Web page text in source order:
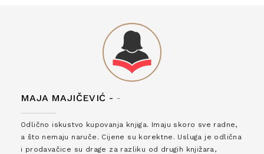
MAJA MAJIČEVIĆ - -
Odlično iskustvo kupovanja knjiga. Imaju skoro sve radne,
a što nemaju naruče. Cijene su korektne. Usluga je odlična
i prodavačice su drage za razliku od drugih knjižara,